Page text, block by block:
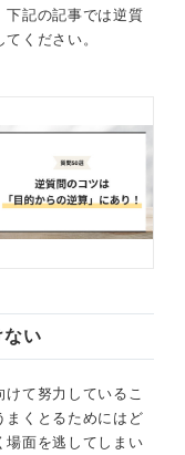
下記の記事では逆質
ください。
い
て努力しているこ
まくとるためにはど
場面を逃してしまい